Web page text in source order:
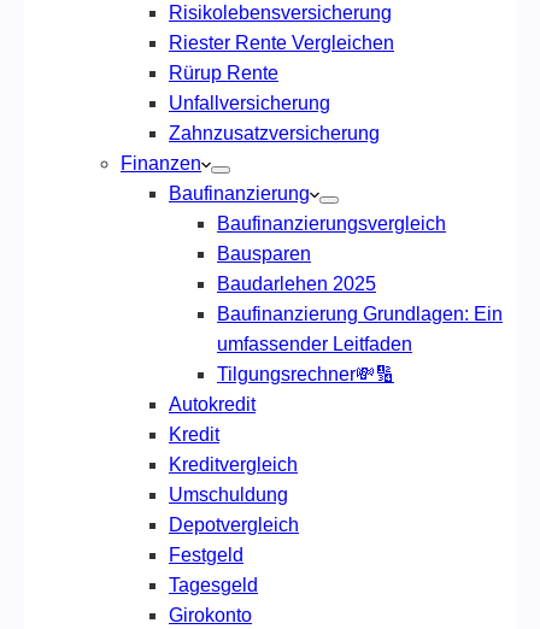
Risikolebensversicherung
Riester Rente Vergleichen
Rürup Rente
Unfallversicherung
Zahnzusatzversicherung
Finanzen
Baufinanzierung
Baufinanzierungsvergleich
Bausparen
Baudarlehen 2025
Baufinanzierung Grundlagen: Ein
umfassender Leitfaden
Tilgungsrechner💸🔢
Autokredit
Kredit
Kreditvergleich
Umschuldung
Depotvergleich
Festgeld
Tagesgeld
Girokonto